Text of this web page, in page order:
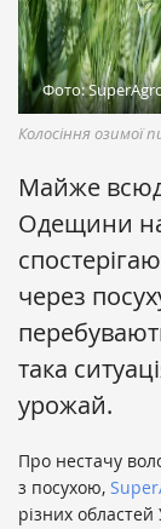
Фото:
Колосіння озимої
Майже
Одещини
через
така
урожай.
Про нестачу
з посухою,
різних областей